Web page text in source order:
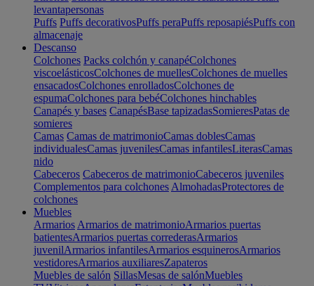
levantapersonas
Puffs Puffs decorativosPuffs peraPuffs reposapiésPuffs con
almacenaje
Descanso
Colchones Packs colchón y canapéColchones
viscoelásticosColchones de muellesColchones de muelles
ensacadosColchones enrolladosColchones de
espumaColchones para bebéColchones hinchables
Canapés y bases CanapésBase tapizadasSomieresPatas de
somieres
Camas Camas de matrimonioCamas doblesCamas
individualesCamas juvenilesCamas infantilesLiterasCamas
nido
Cabeceros Cabeceros de matrimonioCabeceros juveniles
Complementos para colchones AlmohadasProtectores de
colchones
Muebles
Armarios Armarios de matrimonioArmarios puertas
batientesArmarios puertas correderasArmarios
juvenilArmarios infantilesArmarios esquinerosArmarios
vestidoresArmarios auxiliaresZapateros
Muebles de salón SillasMesas de salónMuebles